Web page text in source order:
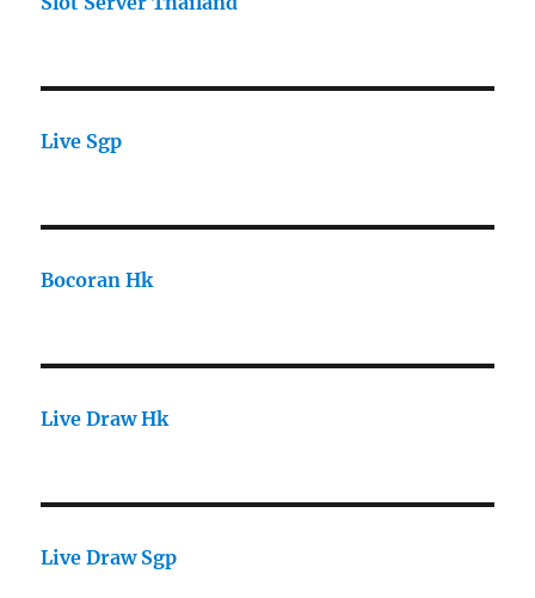
Live Sgp
Bocoran Hk
Live Draw Hk
Live Draw Sgp